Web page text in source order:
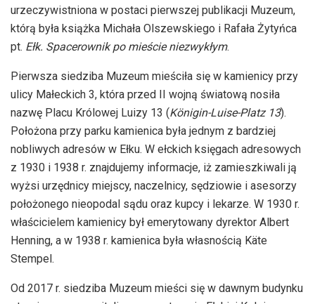
urzeczywistniona w postaci pierwszej publikacji Muzeum,
którą była książka Michała Olszewskiego i Rafała Żytyńca
pt. Ełk. Spacerownik po mieście niezwykłym.
Pierwsza siedziba Muzeum mieściła się w kamienicy przy
ulicy Małeckich 3, która przed II wojną światową nosiła
nazwę Placu Królowej Luizy 13 (Königin-Luise-Platz 13).
Położona przy parku kamienica była jednym z bardziej
nobliwych adresów w Ełku. W ełckich księgach adresowych
z 1930 i 1938 r. znajdujemy informacje, iż zamieszkiwali ją
wyżsi urzędnicy miejscy, naczelnicy, sędziowie i asesorzy
położonego nieopodal sądu oraz kupcy i lekarze. W 1930 r.
właścicielem kamienicy był emerytowany dyrektor Albert
Henning, a w 1938 r. kamienica była własnością Käte
Stempel.
Od 2017 r. siedziba Muzeum mieści się w dawnym budynku